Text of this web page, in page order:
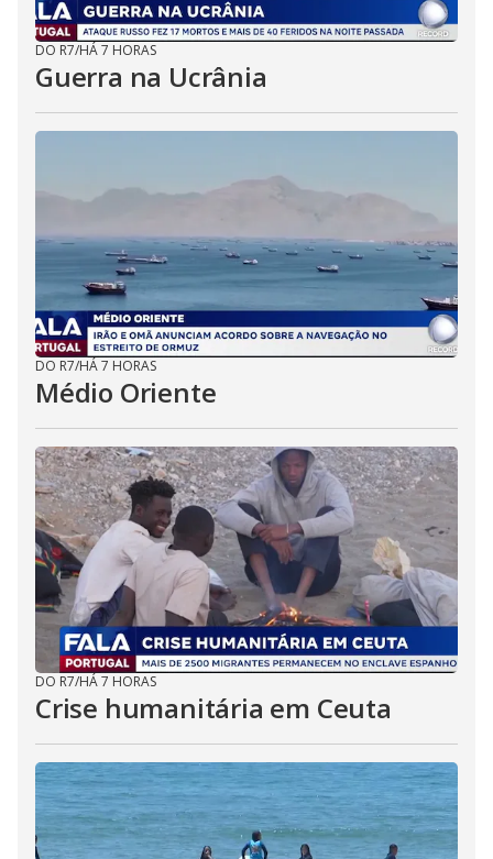
DO R7/HÁ 7 HORAS
Guerra na Ucrânia
DO R7/HÁ 7 HORAS
Médio Oriente
DO R7/HÁ 7 HORAS
Crise humanitária em Ceuta